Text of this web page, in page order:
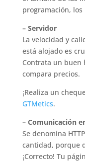
programación,
– Servidor
La velocidad y
está alojado es
Contrata un buen
compara precios.
¡Realiza un
GTMetics.
– Comunicación
Se denomina
cantidad, porque
¡Correcto! Tu